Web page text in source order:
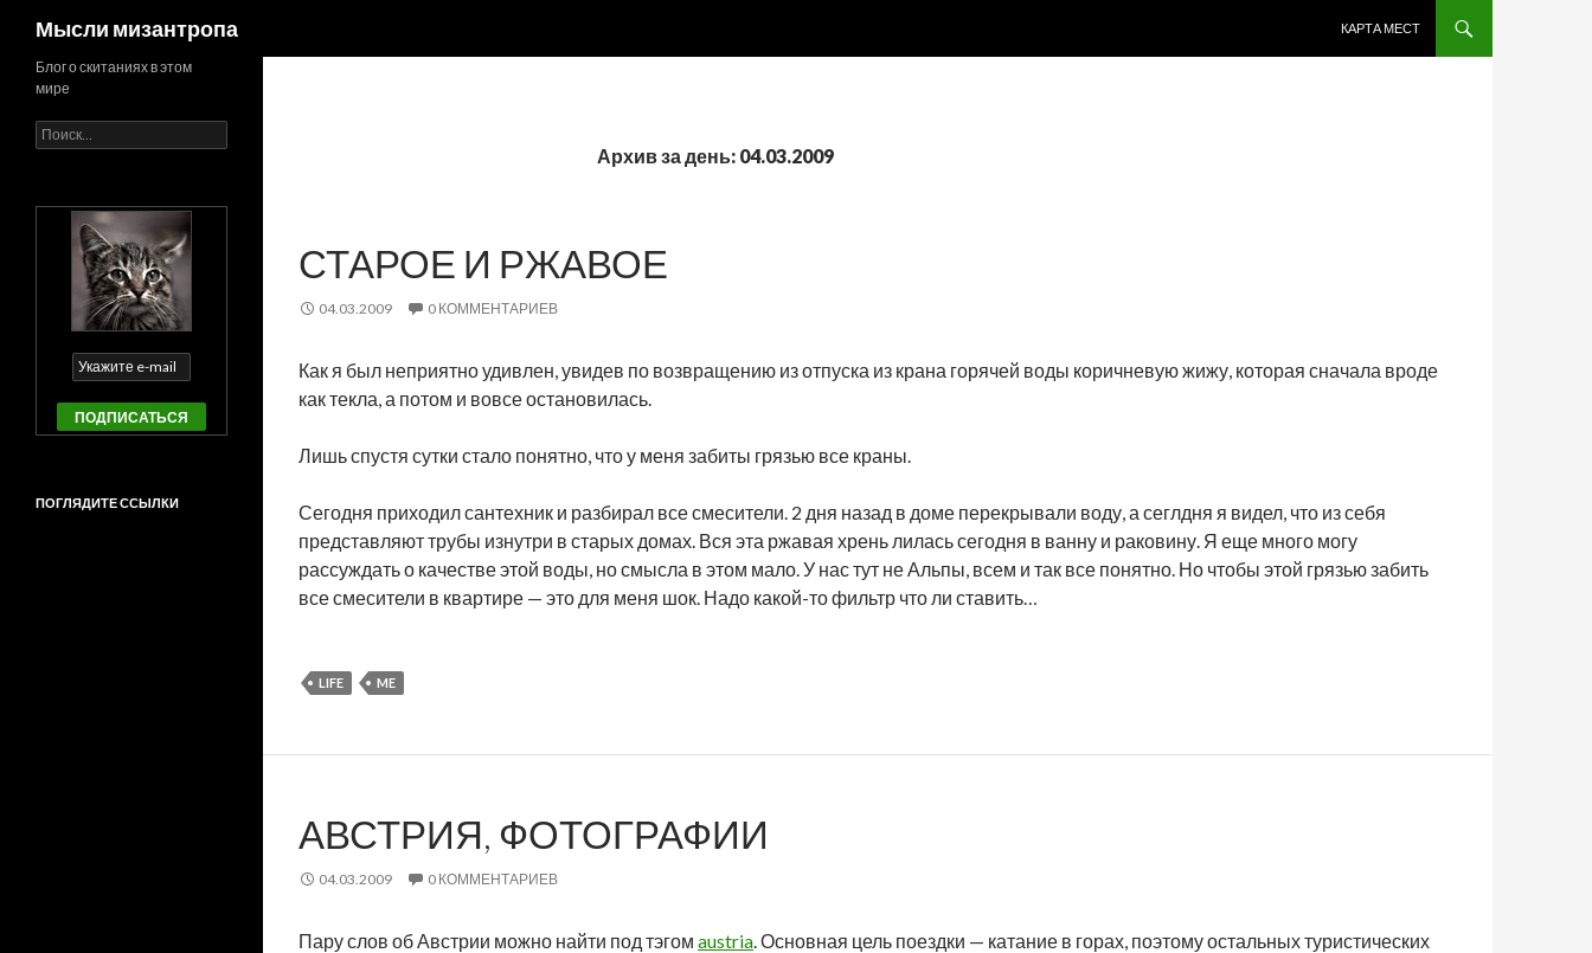
Мысли мизантропа
КАРТА МЕСТ
Архив за день: 04.03.2009
СТАРОЕ И РЖАВОЕ
04.03.2009 0 КОММЕНТАРИЕВ
Как я был неприятно удивлен, увидев по возвращению из отпуска из крана горячей воды коричневую жижу, которая сначала вроде
как текла, а потом и вовсе остановилась.
Лишь спустя сутки стало понятно, что у меня забиты грязью все краны.
Сегодня приходил сантехник и разбирал все смесители. 2 дня назад в доме перекрывали воду, а сеглдня я видел, что из себя
представляют трубы изнутри в старых домах. Вся эта ржавая хрень лилась сегодня в ванну и раковину. Я еще много могу
рассуждать о качестве этой воды, но смысла в этом мало. У нас тут не Альпы, всем и так все понятно. Но чтобы этой грязью забить
все смесители в квартире — это для меня шок. Надо какой-то фильтр что ли ставить…
LIFE ME
АВСТРИЯ, ФОТОГРАФИИ
04.03.2009 0 КОММЕНТАРИЕВ
Пару слов об Австрии можно найти под тэгом austria. Основная цель поездки — катание в горах, поэтому остальных туристических
Блог о скитаниях в этом
мире
Найти:
ПОГЛЯДИТЕ ССЫЛКИ